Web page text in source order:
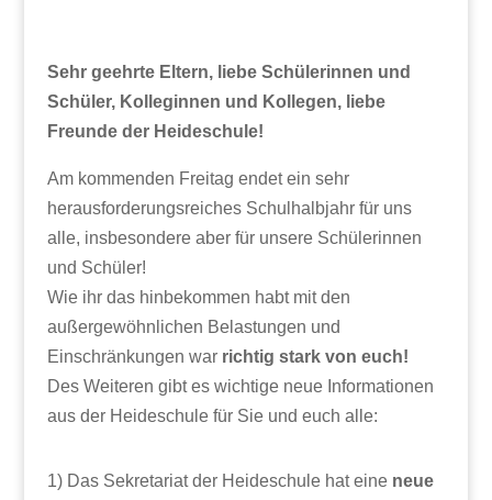
Sehr geehrte Eltern, liebe Schülerinnen und
Schüler, Kolleginnen und Kollegen, liebe
Freunde der Heideschule!
Am kommenden Freitag endet ein sehr
herausforderungsreiches Schulhalbjahr für uns
alle, insbesondere aber für unsere Schülerinnen
und Schüler!
Wie ihr das hinbekommen habt mit den
außergewöhnlichen Belastungen und
Einschränkungen war richtig stark von euch!
Des Weiteren gibt es wichtige neue Informationen
aus der Heideschule für Sie und euch alle:
1) Das Sekretariat der Heideschule hat eine neue